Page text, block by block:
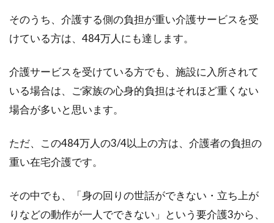
「黒」だと風水ではよくない？
シュなお部屋は、憧れますよね。黒のベッドを
おしゃれな海外のベッドルームの画
北欧の独特な色使い、パリの洗練された雰囲
気、アメリカのごちゃごちゃしているように見
えておしゃれなお部...
そのうち、介護する側の負担が重い介護サービスを受
けている方は、484万人にも達します。
介護サービスを受けている方でも、施設に入所されて
いる場合は、ご家族の心身的負担はそれほど重くない
場合が多いと思います。
ただ、この484万人の3/4以上の方は、介護者の負担の
重い在宅介護です。
その中でも、「身の回りの世話ができない・立ち上が
りなどの動作が一人でできない」という要介護3から、